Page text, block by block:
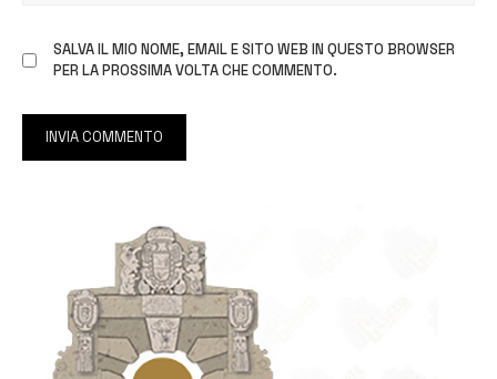
SALVA IL MIO NOME, EMAIL E SITO WEB IN QUESTO BROWSER
PER LA PROSSIMA VOLTA CHE COMMENTO.